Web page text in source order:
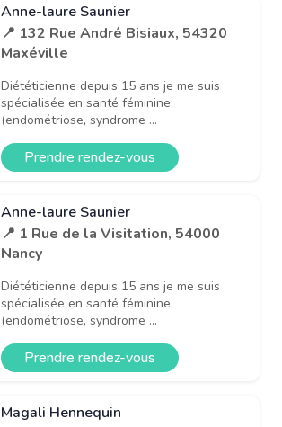
Anne-laure Saunier
📍 132 Rue André Bisiaux, 54320
Maxéville
Diététicienne depuis 15 ans je me suis
spécialisée en santé féminine
(endométriose, syndrome ...
Prendre rendez-vous
Anne-laure Saunier
📍 1 Rue de la Visitation, 54000
Nancy
Diététicienne depuis 15 ans je me suis
spécialisée en santé féminine
(endométriose, syndrome ...
Prendre rendez-vous
Magali Hennequin